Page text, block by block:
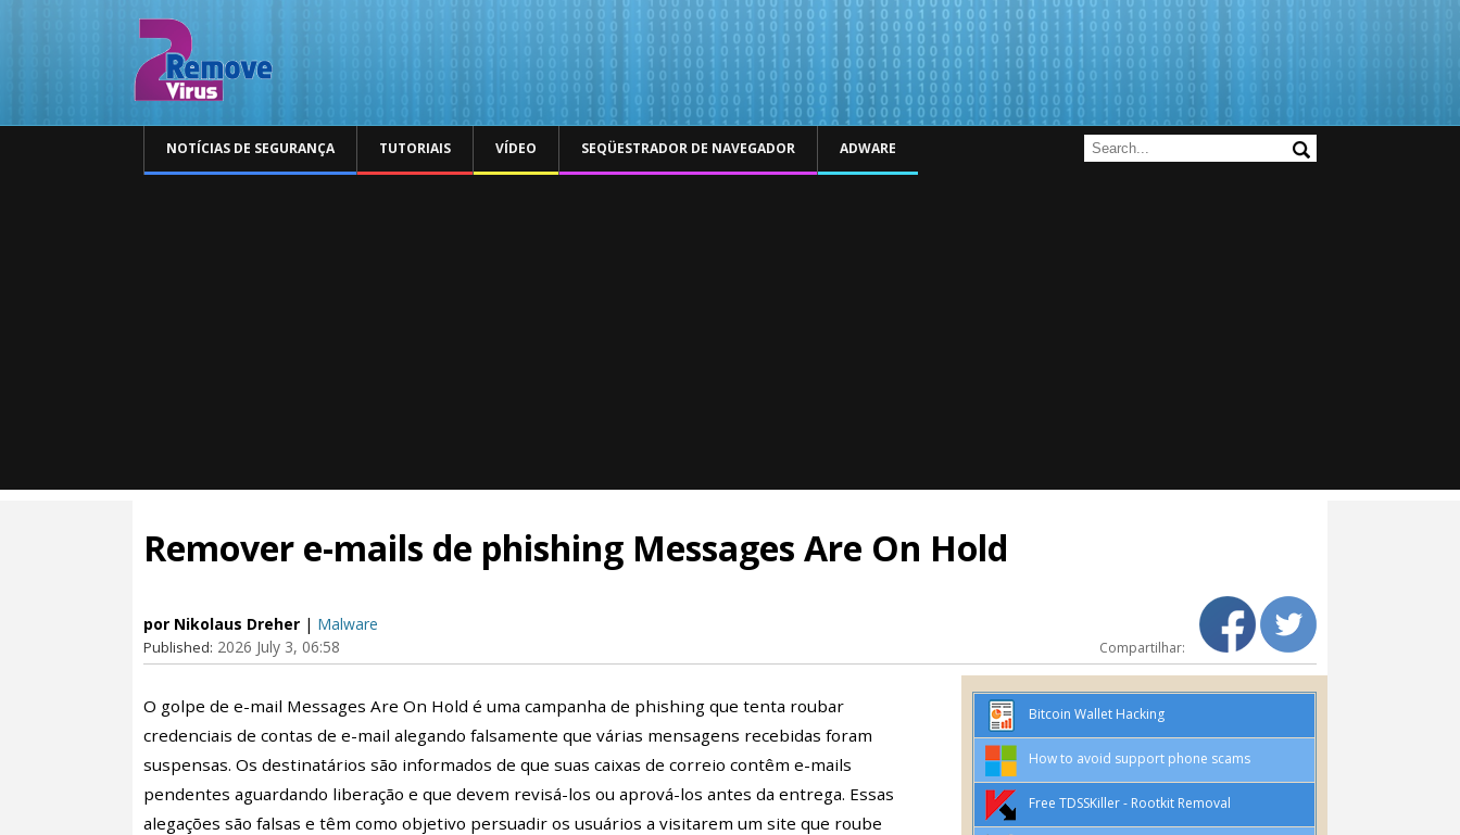
NOTÍCIAS DE SEGURANÇA TUTORIAIS VÍDEO SEQÜESTRADOR DE NAVEGADOR ADWARE
Remover e-mails de phishing Messages Are On Hold
por Nikolaus Dreher | Malware
Published: 2026 July 3, 06:58 Compartilhar:
O golpe de e-mail Messages Are On Hold é uma campanha de phishing que tenta roubar
credenciais de contas de e-mail alegando falsamente que várias mensagens recebidas foram
suspensas. Os destinatários são informados de que suas caixas de correio contêm e-mails
pendentes aguardando liberação e que devem revisá-los ou aprová-los antes da entrega. Essas
alegações são falsas e têm como objetivo persuadir os usuários a visitarem um site que roube
Bitcoin Wallet Hacking
How to avoid support phone scams
Free TDSSKiller - Rootkit Removal